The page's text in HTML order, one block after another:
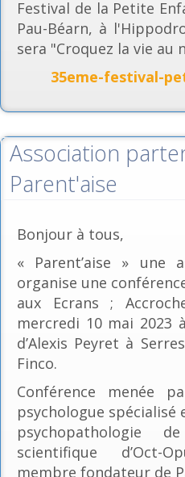
Festival de la Petite
Pau-Béarn, à
sera "Croquez la vie au
35eme-festival-
Association
Parent'aise
Bonjour à tous,
« Parent’aise » une
organise une
aux Ecrans ;
mercredi 10 mai 2023
d’Alexis Peyret à
Finco.
Conférence menée
psychologue
psychopathologie
scientifique d’Oct-
membre fondateur de